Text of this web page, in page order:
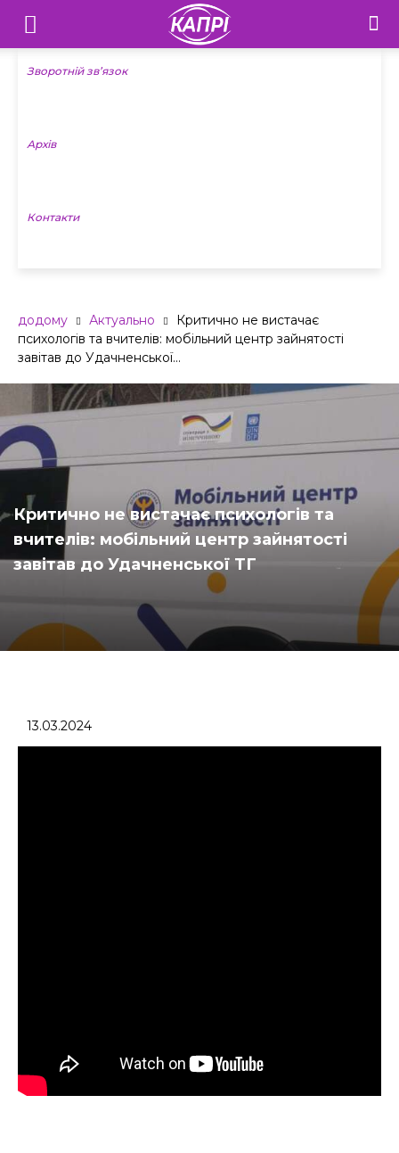
Телебачення
«Капрі»
Новини
Зворотній зв’язок
Архів
Контакти
додому Актуально
Критично не вистачає
психологів та вчителів: мобільний центр зайнятості
завітав до Удачненської...
Критично не вистачає психологів та
вчителів: мобільний центр зайнятості
завітав до Удачненської ТГ
13.03.2024